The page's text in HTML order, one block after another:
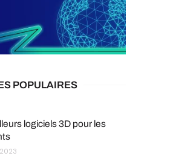
POPULAIRES
logiciels 3D pour les